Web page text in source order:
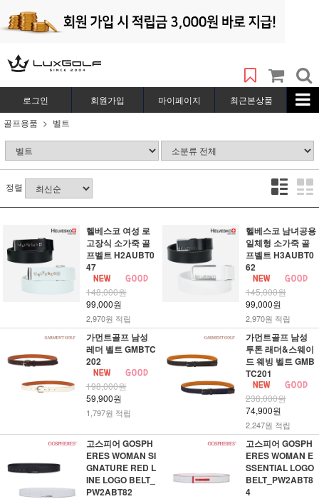
로그인 회원가입 마이페이지
최근본상품
골프용품
벨트
정렬
헬베스코 여성 로
고장식 소가죽 골
프벨트 H2AUBT0
47
148,000원
99,000원
2,970원 적립
헬베스코 남녀공용
일체형 소가죽 골
프벨트 H3AUBT0
62
145,000원
99,000원
2,970원 적립
가먼트골프 남성
레더 벨트 GMBTC
202
198,000원
59,900원
1,797원 적립
가먼트골프 남성
투톤 래더&스웨이
드 웨빙 벨트 GMB
TC201
238,000원
74,900원
2,247원 적립
고스피어 GOSPH
ERES WOMAN SI
GNATURE RED L
INE LOGO BELT_
PW2ABT82
고스피어 GOSPH
ERES WOMAN E
SSENTIAL LOGO
BELT_PW2ABT8
4